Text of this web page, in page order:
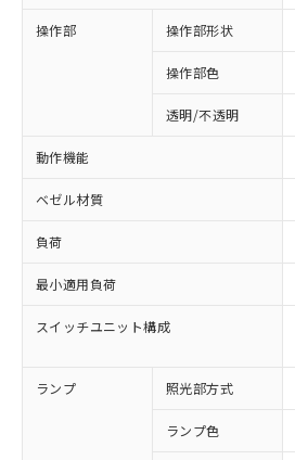
操作部 操作部形状
操作部色
透明/不透明
動作機能
ベゼル材質
負荷
最小適用負荷
スイッチユニット構成
ランプ 照光部方式
ランプ色